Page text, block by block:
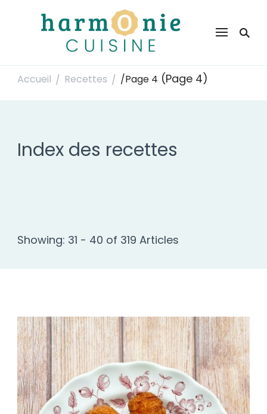
Harmonie Cuisine
Accueil / Recettes / /Page 4 (Page 4)
Index des recettes
Showing: 31 - 40 of 319 Articles